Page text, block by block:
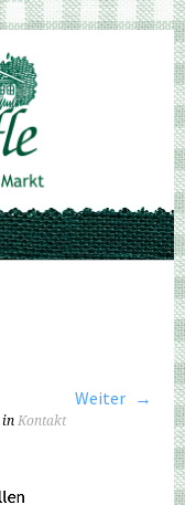
Weiter
inKontakt